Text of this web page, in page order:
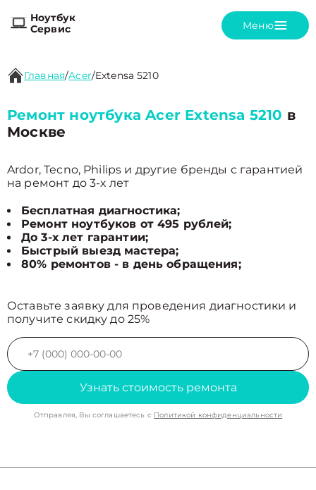
Ноутбук
Сервис
Меню
Главная/Acer/Extensa 5210
Ремонт ноутбука Acer Extensa 5210 в
Москве
Ardor, Tecno, Philips и другие бренды с гарантией
на ремонт до 3-х лет
Бесплатная диагностика;
Ремонт ноутбуков от 495 рублей;
До 3-х лет гарантии;
Быстрый выезд мастера;
80% ремонтов - в день обращения;
Оставьте заявку для проведения диагностики и
получите скидку до 25%
Узнать стоимость ремонта
Отправляя, Вы соглашаетесь с Политикой конфиденциальности